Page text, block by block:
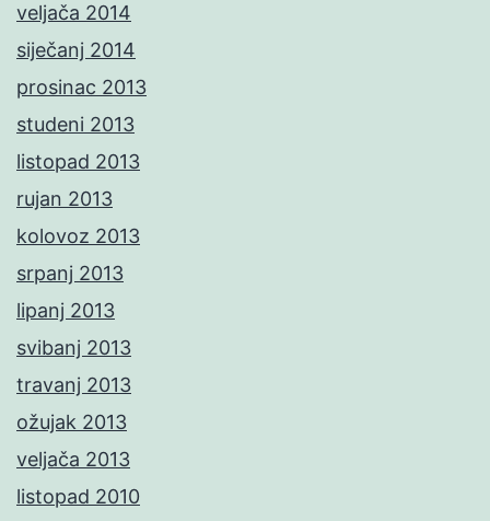
veljača 2014
siječanj 2014
prosinac 2013
studeni 2013
listopad 2013
rujan 2013
kolovoz 2013
srpanj 2013
lipanj 2013
svibanj 2013
travanj 2013
ožujak 2013
veljača 2013
listopad 2010